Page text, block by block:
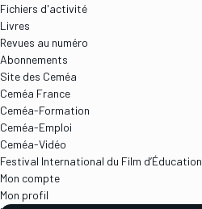
Fichiers d'activité
Livres
Revues au numéro
Abonnements
Site des Ceméa
Ceméa France
Ceméa-Formation
Ceméa-Emploi
Ceméa-Vidéo
Festival International du Film d’Éducation
Mon compte
Mon profil